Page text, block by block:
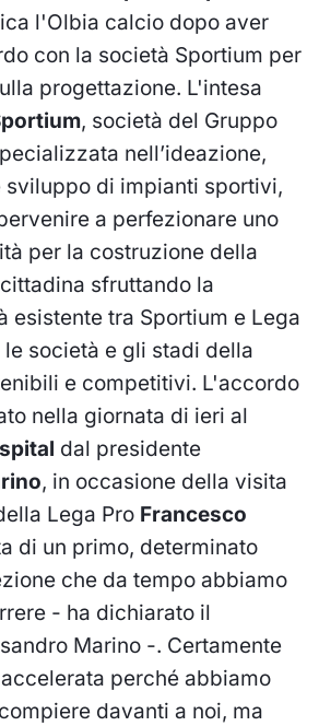
l'Olbia calcio dopo aver
con la società Sportium per
progettazione. L'intesa
, società del Gruppo
nell’ideazione,
sviluppo di impianti sportivi,
a perfezionare uno
per la costruzione della
sfruttando la
esistente tra Sportium e Lega
le società e gli stadi della
e competitivi. L'accordo
nella giornata di ieri al
dal presidente
, in occasione della visita
Lega Pro Francesco
di un primo, determinato
che da tempo abbiamo
- ha dichiarato il
Marino -. Certamente
perché abbiamo
davanti a noi, ma